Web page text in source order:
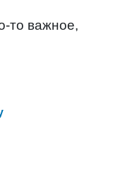
то важное,